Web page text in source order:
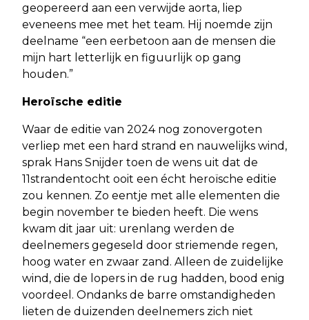
geopereerd aan een verwijde aorta, liep
eveneens mee met het team. Hij noemde zijn
deelname “een eerbetoon aan de mensen die
mijn hart letterlijk en figuurlijk op gang
houden.”
Heroïsche editie
Waar de editie van 2024 nog zonovergoten
verliep met een hard strand en nauwelijks wind,
sprak Hans Snijder toen de wens uit dat de
11strandentocht ooit een écht heroïsche editie
zou kennen. Zo eentje met alle elementen die
begin november te bieden heeft. Die wens
kwam dit jaar uit: urenlang werden de
deelnemers gegeseld door striemende regen,
hoog water en zwaar zand. Alleen de zuidelijke
wind, die de lopers in de rug hadden, bood enig
voordeel. Ondanks de barre omstandigheden
lieten de duizenden deelnemers zich niet